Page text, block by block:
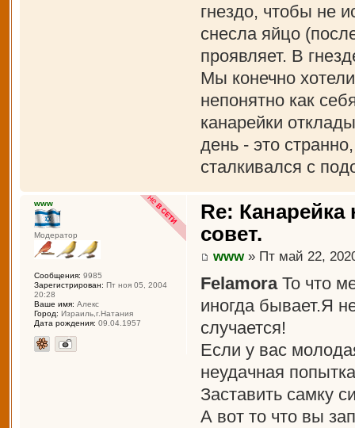
гнездо, чтобы не
снесла яйцо
проявляет. В
Мы конечно
непонятно как
канарейки
день - это
сталкивался с
Re: Канарейка
совет.
www» Пт май 22,
FelamoraТо что
иногда бывает.Я
случается!
Если у вас
неудачная
Заставить самку
А вот то что вы
www
Модератор
Сообщения: 9985
Зарегистрирован: Пт ноя 05, 2004
20:28
Ваше имя: Алекс
Город: Израиль,г.Натания
Дата рождения: 09.04.1957